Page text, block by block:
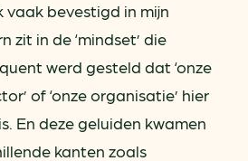
vaak bevestigd in mijn
zit in de ‘mindset’ die
werd gesteld dat ‘onze
of ‘onze organisatie’ hier
En deze geluiden kwamen
kanten zoals